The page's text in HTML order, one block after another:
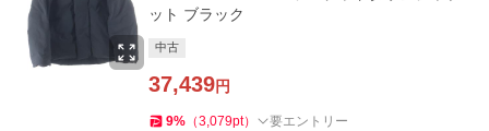
ット ブラック
中古
37,439円
9% （3,079pt） 要エントリー